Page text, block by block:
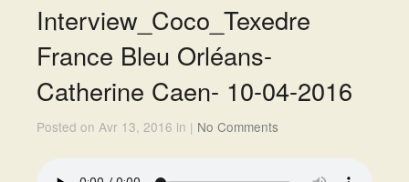
Interview_Coco_Texedre
France Bleu Orléans-
Catherine Caen- 10-04-2016
Posted on Avr 13, 2016 in | No Comments